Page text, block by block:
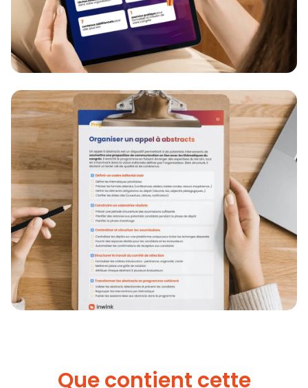
Que contient cette